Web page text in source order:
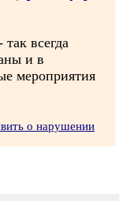
всегда
и в
мероприятия
о нарушении